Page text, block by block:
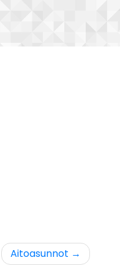
Aitoasunnot